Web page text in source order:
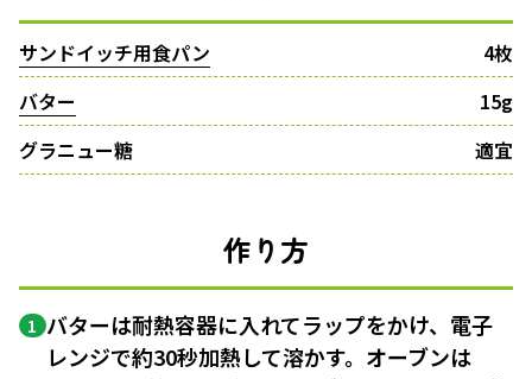
サンドイッチ用食パン
4枚
バター
15g
グラニュー糖
適宜
作り方
1 バターは耐熱容器に入れてラップをかけ、電子
レンジで約30秒加熱して溶かす。オーブンは